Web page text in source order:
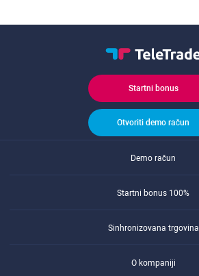
Startni bonus
Otvoriti demo račun
Demo račun
Startni bonus 100%
Sinhronizovana trgovina
O kompaniji